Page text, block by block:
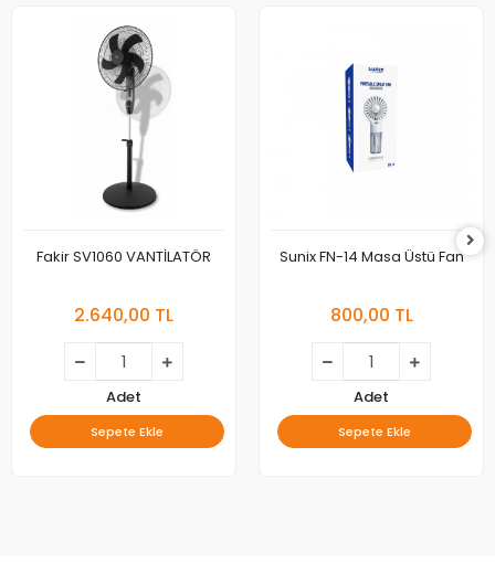
Fakir SV1060 VANTİLATÖR
2.640,00 TL
Adet
Sepete Ekle
Sunix FN-14 Masa Üstü Fan
800,00 TL
Adet
Sepete Ekle